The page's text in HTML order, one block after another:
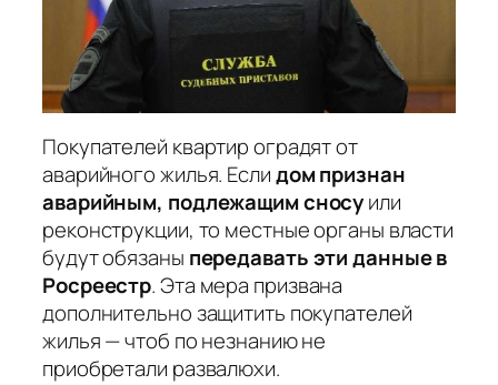
Покупателей квартир оградят от
аварийного жилья. Еслидом признан
аварийным, подлежащим сносуили
реконструкции, то местные органы власти
будут обязаны передавать эти данные в
Росреестр. Эта мера призвана
дополнительно защитить покупателей
жилья — чтоб по незнанию не
приобретали развалюхи.